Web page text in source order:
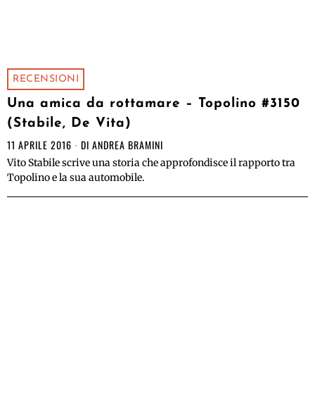
RECENSIONI
Una amica da rottamare – Topolino #3150
(Stabile, De Vita)
11 APRILE 2016 DI ANDREA BRAMINI
Vito Stabile scrive una storia che approfondisce il rapporto tra
Topolino e la sua automobile.